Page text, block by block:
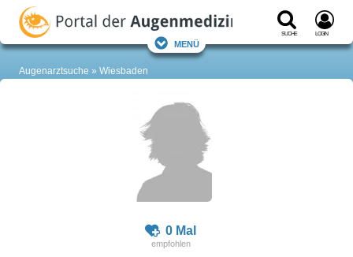
Suche Login
Menü
Augenarztsuche Wiesbaden
0 Mal